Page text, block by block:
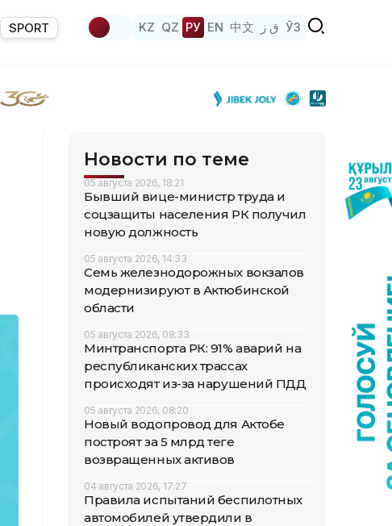
SPORT KZ QZ РУ EN 中文 ق ز ЎЗ
Новости по теме
05 августа 2026, 18:21
Бывший вице-министр труда и
соцзащиты населения РК получил
новую должность
05 августа 2026, 14:33
Семь железнодорожных вокзалов
модернизируют в Актюбинской
области
05 августа 2026, 08:33
Минтранспорта РК: 91% аварий на
республиканских трассах
происходят из-за нарушений ПДД
05 августа 2026, 08:20
Новый водопровод для Актобе
построят за 5 млрд теңге
возвращенных активов
04 августа 2026, 17:27
Правила испытаний беспилотных
автомобилей утвердили в